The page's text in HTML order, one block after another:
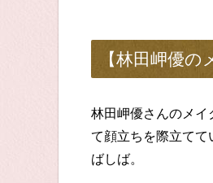
【林田岬優の
林田岬優さんのメイ
て顔立ちを際立てて
ばしば。